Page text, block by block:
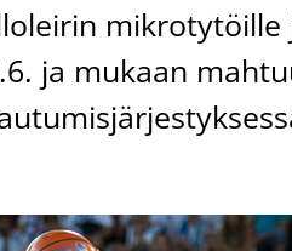
mikrotytöille
ja mukaan